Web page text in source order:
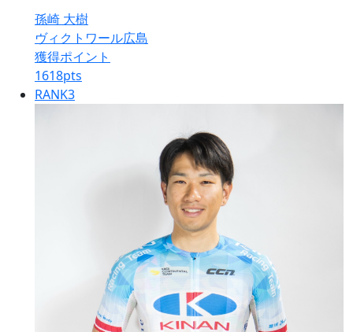
孫崎 大樹
ヴィクトワール広島
獲得ポイント
1618pts
RANK3